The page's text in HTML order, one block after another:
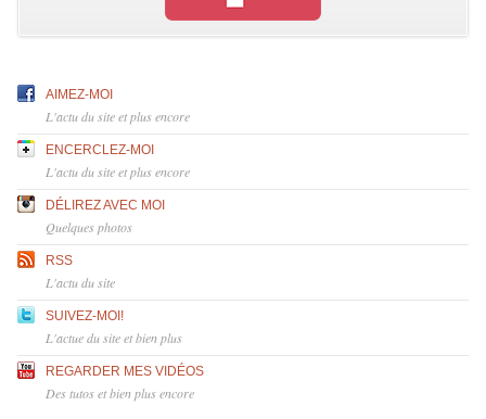
AIMEZ-MOI
L'actu du site et plus encore
ENCERCLEZ-MOI
L'actu du site et plus encore
DÉLIREZ AVEC MOI
Quelques photos
RSS
L'actu du site
SUIVEZ-MOI!
L'actue du site et bien plus
REGARDER MES VIDÉOS
Des tutos et bien plus encore